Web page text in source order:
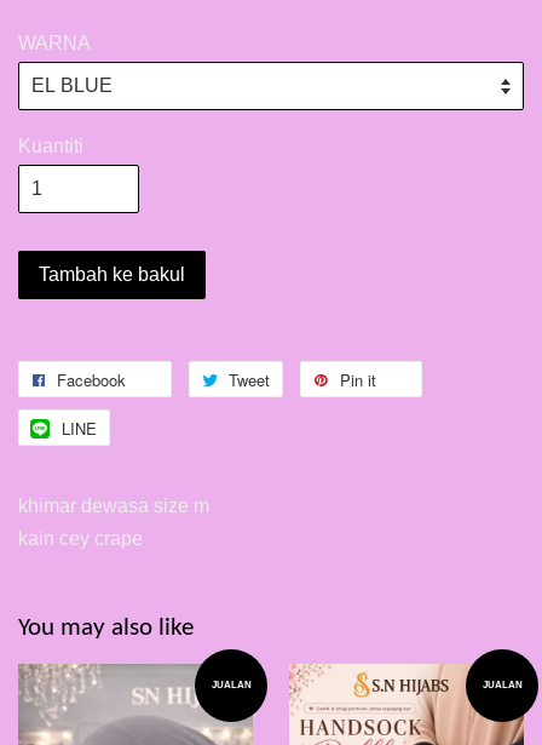
WARNA
Kuantiti
Tambah ke bakul
Facebook Tweet Pin it
LINE
khimar dewasa size m
kain cey crape
You may also like
JUALAN JUALAN